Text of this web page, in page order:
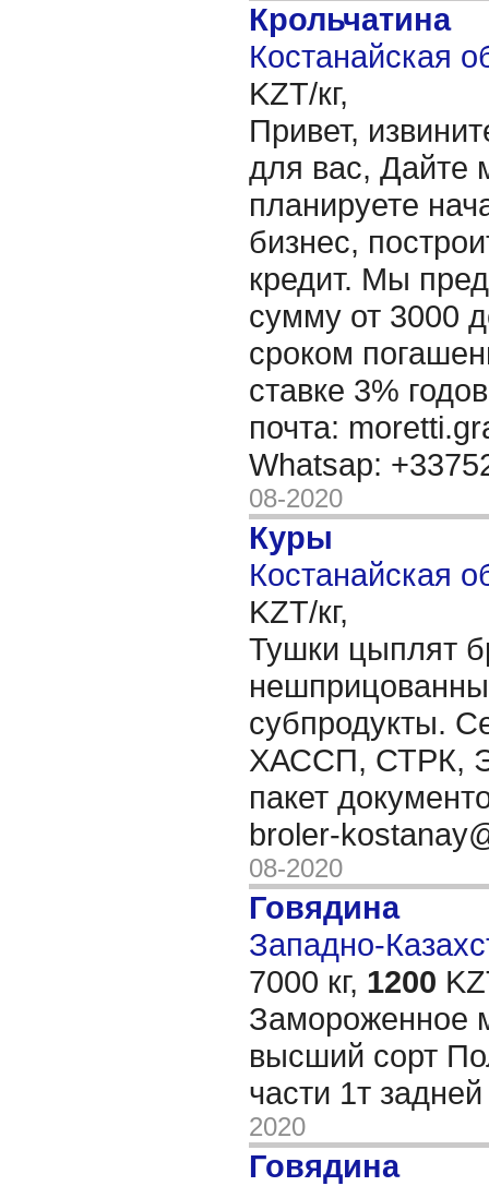
Крольчатина
Костанайская
KZT/кг,
Привет,
для вас, Дайте
планируете
бизнес,
кредит. Мы
сумму от 3000
сроком
ставке 3%
почта:
Whatsap:
08-2020
Куры
Костанайская
KZT/кг,
Тушки цыплят
субпродукты.
ХАССП, СТРК,
пакет
broler-
08-2020
Говядина
Западно-
7000 кг, 1200
Замороженное
высший сорт
части 1т
2020
Говядина